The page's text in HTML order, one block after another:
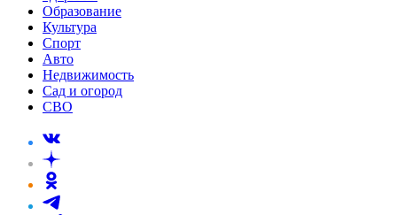
Образование
Культура
Спорт
Авто
Недвижимость
Сад и огород
СВО